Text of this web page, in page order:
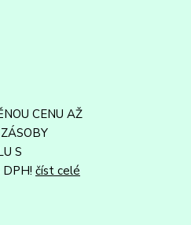
CENU AŽ
S
DPH! číst celé